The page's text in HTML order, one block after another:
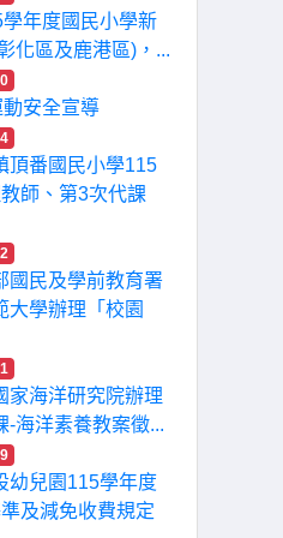
年度國民小學新
化區及鹿港區)，...
安全宣導
頂番國民小學115
師、第3次代課
國民及學前教育署
大學辦理「校園
家海洋研究院辦理
-海洋素養教案徵...
幼兒園115學年度
及減免收費規定